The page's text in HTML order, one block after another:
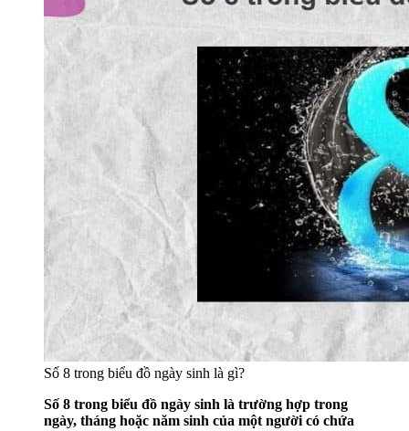
Số 8 trong biểu đồ ngày sinh là gì?
Số 8 trong biểu đồ ngày sinh là trường hợp trong
ngày, tháng hoặc năm sinh của một người có chứa